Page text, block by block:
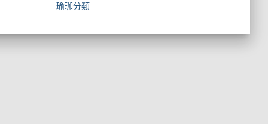
瑜珈分類